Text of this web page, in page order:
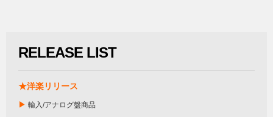
RELEASE LIST
★洋楽リリース
▶ 輸入/アナログ盤商品